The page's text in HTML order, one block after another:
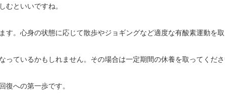
といいですね。
。心身の状態に応じて散歩やジョギングなど適度な有酸素運動を取
ているかもしれません。その場合は一定期間の休養を取ってくださ
への第一歩です。